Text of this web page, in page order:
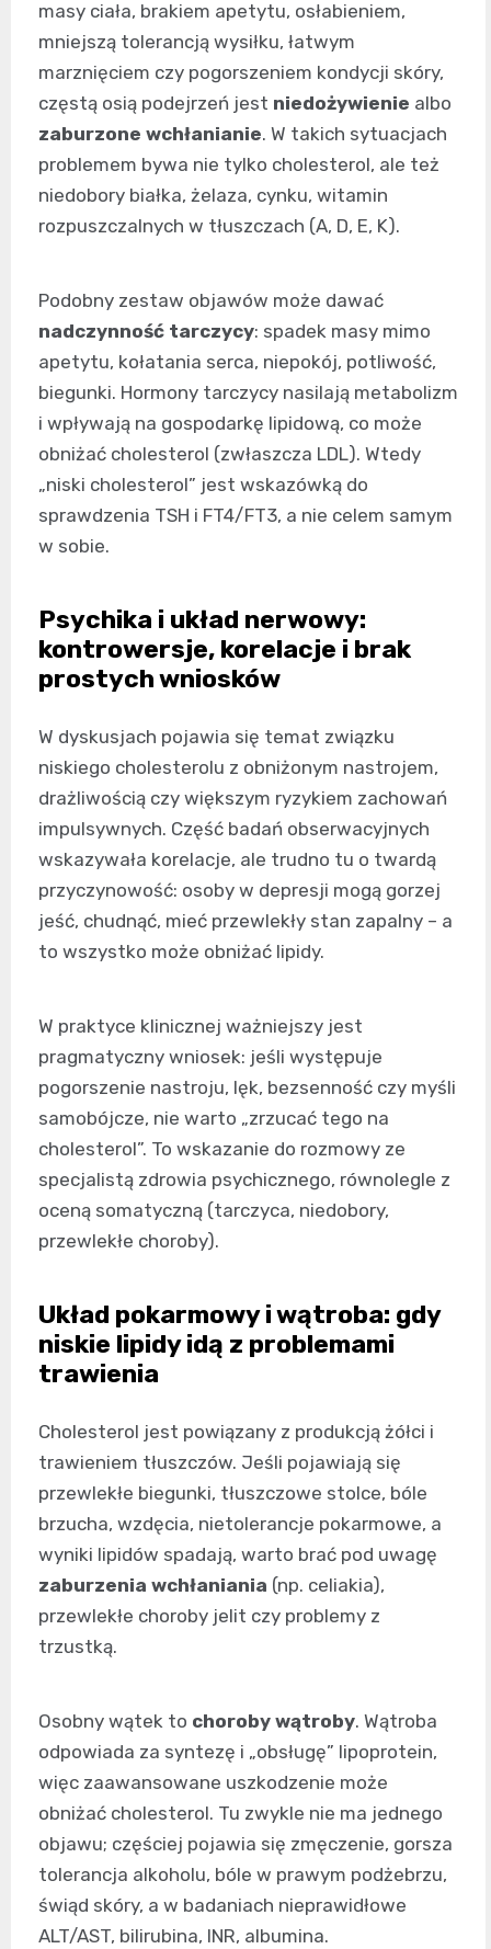
masy ciała, brakiem apetytu, osłabieniem,
mniejszą tolerancją wysiłku, łatwym
marznięciem czy pogorszeniem kondycji skóry,
częstą osią podejrzeń jest niedożywienie albo
zaburzone wchłanianie. W takich sytuacjach
problemem bywa nie tylko cholesterol, ale też
niedobory białka, żelaza, cynku, witamin
rozpuszczalnych w tłuszczach (A, D, E, K).
Podobny zestaw objawów może dawać
nadczynność tarczycy: spadek masy mimo
apetytu, kołatania serca, niepokój, potliwość,
biegunki. Hormony tarczycy nasilają metabolizm
i wpływają na gospodarkę lipidową, co może
obniżać cholesterol (zwłaszcza LDL). Wtedy
„niski cholesterol” jest wskazówką do
sprawdzenia TSH i FT4/FT3, a nie celem samym
w sobie.
Psychika i układ nerwowy:
kontrowersje, korelacje i brak
prostych wniosków
W dyskusjach pojawia się temat związku
niskiego cholesterolu z obniżonym nastrojem,
drażliwością czy większym ryzykiem zachowań
impulsywnych. Część badań obserwacyjnych
wskazywała korelacje, ale trudno tu o twardą
przyczynowość: osoby w depresji mogą gorzej
jeść, chudnąć, mieć przewlekły stan zapalny – a
to wszystko może obniżać lipidy.
W praktyce klinicznej ważniejszy jest
pragmatyczny wniosek: jeśli występuje
pogorszenie nastroju, lęk, bezsenność czy myśli
samobójcze, nie warto „zrzucać tego na
cholesterol”. To wskazanie do rozmowy ze
specjalistą zdrowia psychicznego, równolegle z
oceną somatyczną (tarczyca, niedobory,
przewlekłe choroby).
Układ pokarmowy i wątroba: gdy
niskie lipidy idą z problemami
trawienia
Cholesterol jest powiązany z produkcją żółci i
trawieniem tłuszczów. Jeśli pojawiają się
przewlekłe biegunki, tłuszczowe stolce, bóle
brzucha, wzdęcia, nietolerancje pokarmowe, a
wyniki lipidów spadają, warto brać pod uwagę
zaburzenia wchłaniania (np. celiakia),
przewlekłe choroby jelit czy problemy z
trzustką.
Osobny wątek to choroby wątroby. Wątroba
odpowiada za syntezę i „obsługę” lipoprotein,
więc zaawansowane uszkodzenie może
obniżać cholesterol. Tu zwykle nie ma jednego
objawu; częściej pojawia się zmęczenie, gorsza
tolerancja alkoholu, bóle w prawym podżebrzu,
świąd skóry, a w badaniach nieprawidłowe
ALT/AST, bilirubina, INR, albumina.